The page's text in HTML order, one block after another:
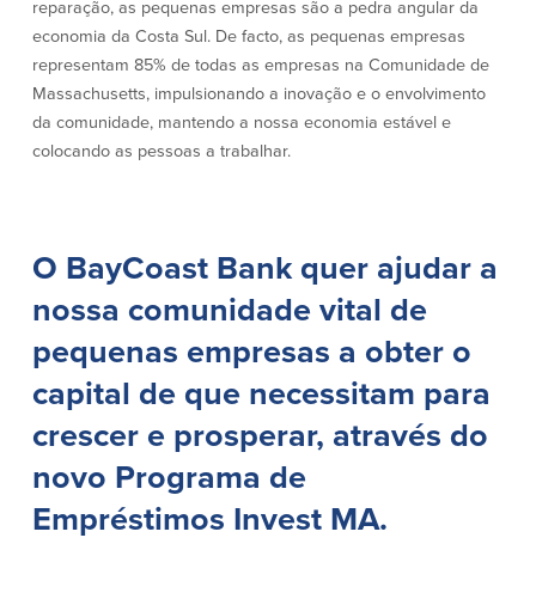
Conta à ordem
Empresarial
Conta à ordem de Análise
Empresarial
Verificação de ajuste correto
Conta à ordem para Autarquias/Sem
Poupanças
Conta Poupança com Extrato
Conta Empresarial de Acesso ao
Crédito
Gabinete de Empréstimo Providence
Empréstimos e linhas de crédito
empresariais
Parcerias de Desenvolvimento de
Pagamentos de empréstimos on-line
Serviços
iBanking
Cartão de débito Mastercard®
BusinessCard®
Reordenar Cheques
reparação, as pequenas empresas são a pedra angular da
economia da Costa Sul. De facto, as pequenas empresas
representam 85% de todas as empresas na Comunidade de
Massachusetts, impulsionando a inovação e o envolvimento
da comunidade, mantendo a nossa economia estável e
colocando as pessoas a trabalhar.
O BayCoast Bank quer ajudar a
nossa comunidade vital de
pequenas empresas a obter o
capital de que necessitam para
crescer e prosperar, através do
novo Programa de
Empréstimos Invest MA.